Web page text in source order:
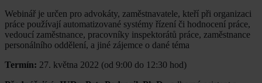
Webinář je určen pro advokáty, zaměstnavatele, kteří při organizaci
práce používají automatizované systémy řízení či hodnocení práce,
vedoucí zaměstnance, pracovníky inspektorátů práce, zaměstnance
personálního oddělení, a jiné zájemce o dané téma
Termín: 27. května 2022 (od 9:00 do 12:30 hod)